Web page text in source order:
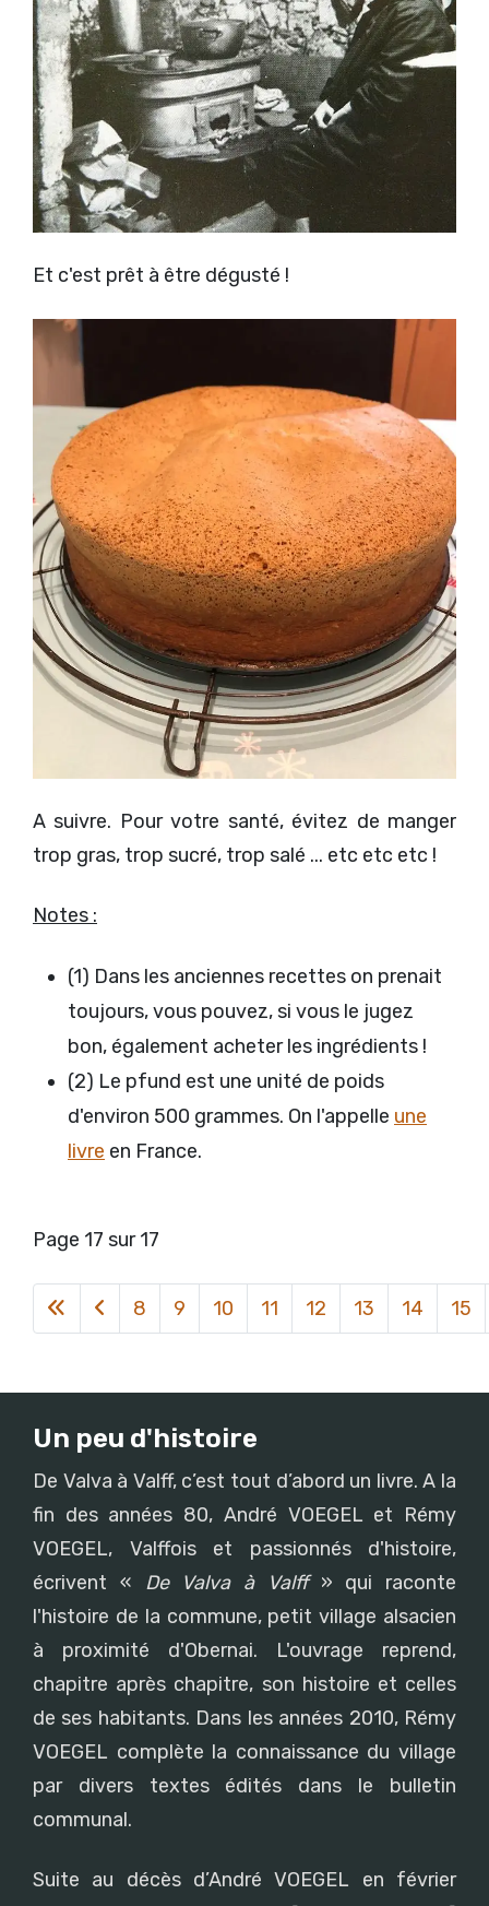
Et c'est prêt à être dégusté !
A suivre. Pour votre santé, évitez de manger
trop gras, trop sucré, trop salé ... etc etc etc !
Notes :
(1) Dans les anciennes recettes on prenait
toujours, vous pouvez, si vous le jugez
bon, également acheter les ingrédients !
(2) Le pfund est une unité de poids
d'environ 500 grammes. On l'appelle une
livre en France.
Page 17 sur 17
8 9 10 11 12 13 14 15
Un peu d'histoire
De Valva à Valff, c’est tout d’abord un livre. A la
fin des années 80, André VOEGEL et Rémy
VOEGEL, Valffois et passionnés d'histoire,
écrivent « De Valva à Valff» qui raconte
l'histoire de la commune, petit village alsacien
à proximité d'Obernai. L'ouvrage reprend,
chapitre après chapitre, son histoire et celles
de ses habitants. Dans les années 2010, Rémy
VOEGEL complète la connaissance du village
par divers textes édités dans le bulletin
communal.
Suite au décès d’André VOEGEL en février